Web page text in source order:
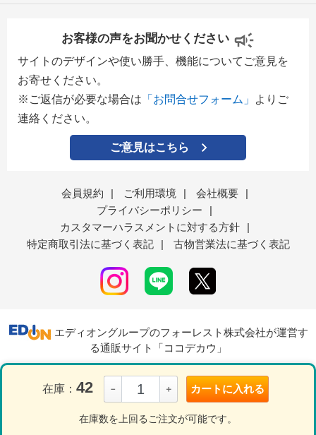
在庫： 42 － ＋ カートに入れる
在庫数を上回るご注文が可能です。
お客様の声をお聞かせください
サイトのデザインや使い勝手、機能についてご意見を
お寄せください。
※ご返信が必要な場合は 「お問合せフォーム」
よりご
連絡ください。
ご意見はこちら
会員規約 | ご利用環境 | 会社概要
|
プライバシーポリシー
|
カスタマーハラスメントに対する方針
|
特定商取引法に基づく表記
| 古物営業法に基づく表記
エディオングループのフォーレスト株式会社が運営す
る通販サイト「ココデカウ」
表示モード ＰＣ スマートフォン
© Forest Corporation..